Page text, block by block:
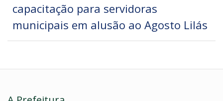
capacitação para servidoras
municipais em alusão ao Agosto Lilás